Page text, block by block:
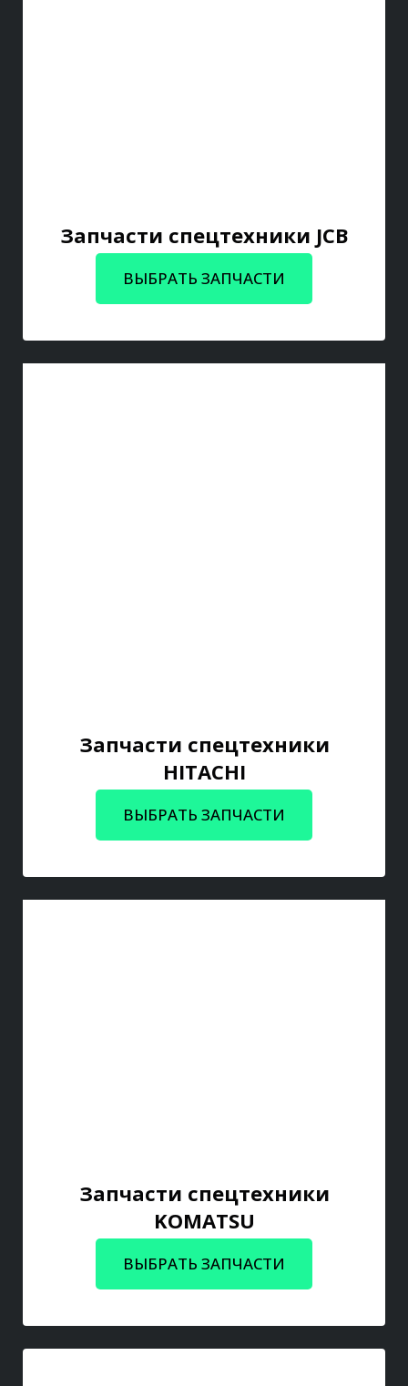
Запчасти спецтехники JCB
ВЫБРАТЬ ЗАПЧАСТИ
Запчасти спецтехники
HITACHI
ВЫБРАТЬ ЗАПЧАСТИ
Запчасти спецтехники
KOMATSU
ВЫБРАТЬ ЗАПЧАСТИ